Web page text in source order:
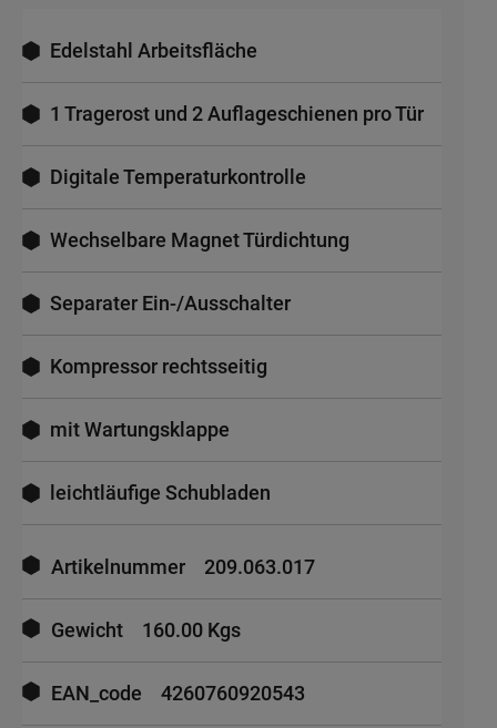
Edelstahl Arbeitsfläche
1 Tragerost und 2 Auflageschienen pro Tür
Digitale Temperaturkontrolle
Wechselbare Magnet Türdichtung
Separater Ein-/Ausschalter
Kompressor rechtsseitig
mit Wartungsklappe
leichtläufige Schubladen
Informationen
Artikelnummer 209.063.017
Gewicht 160.00 Kgs
EAN_code 4260760920543